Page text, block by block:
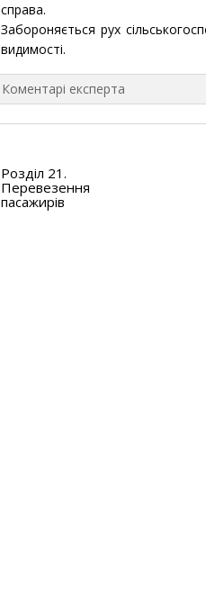
справа.
Забороняється рух
видимості.
Коментарі експерта
Розділ 21.
Перевезення
пасажирів